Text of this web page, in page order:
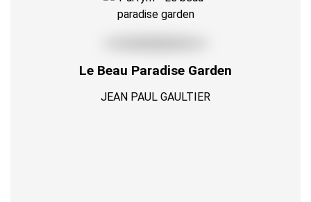
Le Beau Paradise Garden
JEAN PAUL GAULTIER